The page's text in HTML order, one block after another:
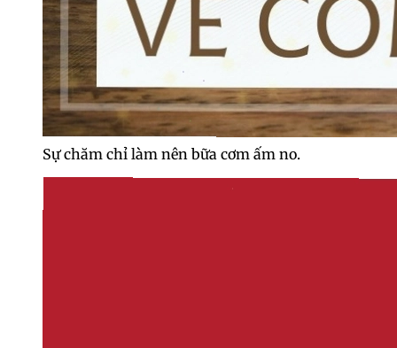
Sự chăm chỉ làm nên bữa cơm ấm no.